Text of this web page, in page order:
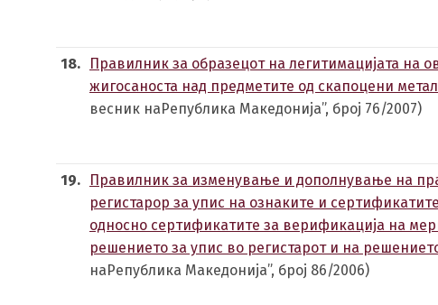
18.
Правилник за образецот на легитимацијата на
жигосаноста над предметите од скапоцени
весник наРепублика Македонија”, број 76/2007)
19.
Правилник за изменување и дополнување на
регистарор за упис на ознаките и
односно сертификатите за верификација на
решението за упис во регистарот и на
наРепублика Македонија”, број 86/2006)